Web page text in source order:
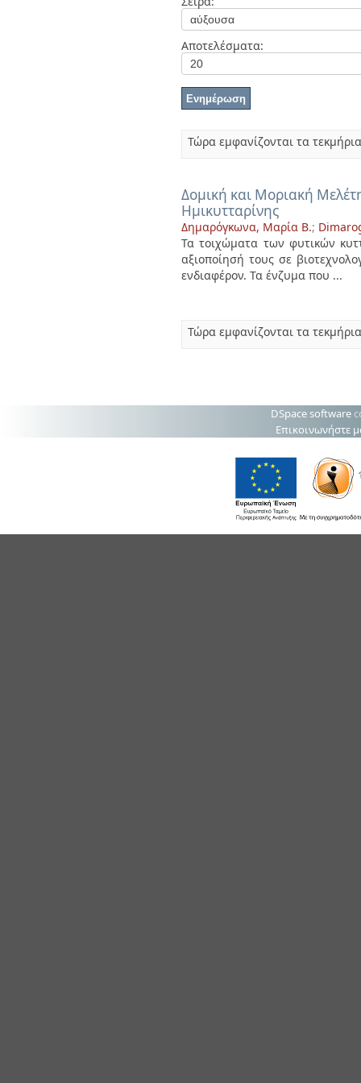
Αποτελέσματα:
Τώρα εμφανίζονται τα
Δομική και Μοριακή
Ημικυτταρίνης
Δημαρόγκωνα, Μαρία Β.;
Τα τοιχώματα των φυτικών
αξιοποίησή τους σε
ενδιαφέρον. Τα ένζυμα που ...
Τώρα εμφανίζονται τα
DSpace software
Επικοινωνήστε